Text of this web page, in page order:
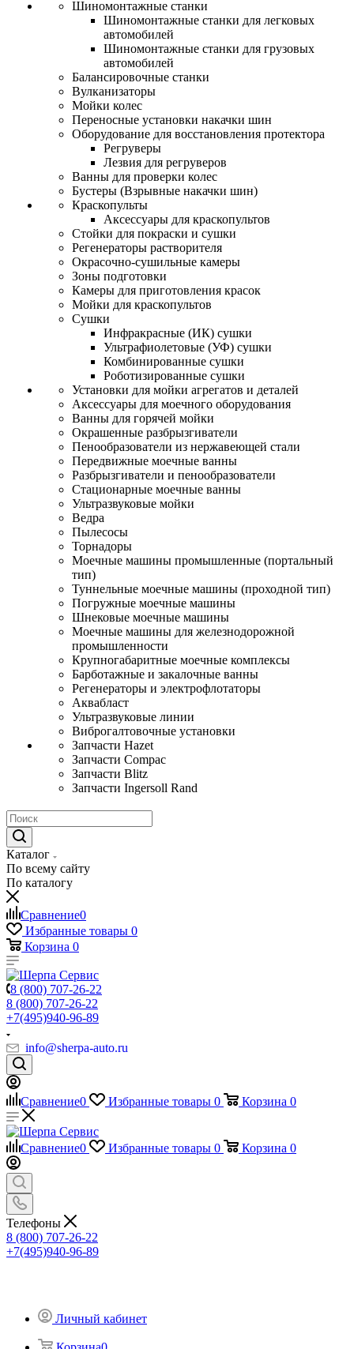
Шиномонтажные станки
Шиномонтажные станки для легковых
автомобилей
Шиномонтажные станки для грузовых
автомобилей
Балансировочные станки
Вулканизаторы
Мойки колес
Переносные установки накачки шин
Оборудование для восстановления протектора
Регруверы
Лезвия для регруверов
Ванны для проверки колес
Бустеры (Взрывные накачки шин)
Краскопульты
Аксессуары для краскопультов
Стойки для покраски и сушки
Регенераторы растворителя
Окрасочно-сушильные камеры
Зоны подготовки
Камеры для приготовления красок
Мойки для краскопультов
Сушки
Инфракрасные (ИК) сушки
Ультрафиолетовые (УФ) сушки
Комбинированные сушки
Роботизированные сушки
Установки для мойки агрегатов и деталей
Аксессуары для моечного оборудования
Ванны для горячей мойки
Окрашенные разбрызгиватели
Пенообразователи из нержавеющей стали
Передвижные моечные ванны
Разбрызгиватели и пенообразователи
Стационарные моечные ванны
Ультразвуковые мойки
Ведра
Пылесосы
Торнадоры
Моечные машины промышленные (портальный
тип)
Туннельные моечные машины (проходной тип)
Погружные моечные машины
Шнековые моечные машины
Моечные машины для железнодорожной
промышленности
Крупногабаритные моечные комплексы
Барботажные и закалочные ванны
Регенераторы и электрофлотаторы
Аквабласт
Ультразвуковые линии
Виброгалтовочные установки
Запчасти Hazet
Запчасти Compac
Запчасти Blitz
Запчасти Ingersoll Rand
Каталог
По всему сайту
По каталогу
Сравнение0
Избранные товары 0
Корзина 0
8 (800) 707-26-22
8 (800) 707-26-22
+7(495)940-96-89
info@sherpa-auto.ru
Сравнение0 Избранные товары 0 Корзина 0
Сравнение0 Избранные товары 0 Корзина 0
Телефоны
8 (800) 707-26-22
+7(495)940-96-89
Личный кабинет